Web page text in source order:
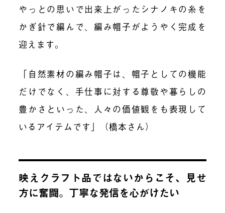
やっとの思いで出来上がったシナノキの糸を
かぎ針で編んで、編み帽子がようやく完成を
迎えます。
「自然素材の編み帽子は、帽子としての機能
だけでなく、手仕事に対する尊敬や暮らしの
豊かさといった、人々の価値観をも表現して
いるアイテムです」（橋本さん）
映えクラフト品ではないからこそ、見せ
方に奮闘。丁寧な発信を心がけたい